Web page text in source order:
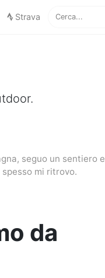
Strava
seguo un sentiero e
mi ritrovo.
da